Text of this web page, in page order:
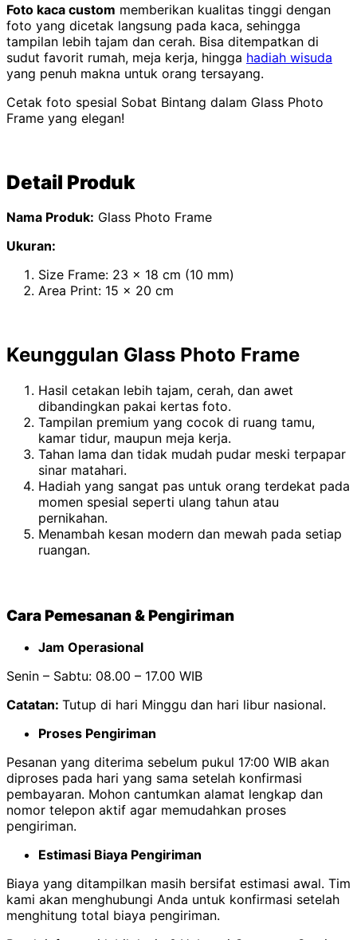
Foto kaca custom memberikan kualitas tinggi dengan
foto yang dicetak langsung pada kaca, sehingga
tampilan lebih tajam dan cerah. Bisa ditempatkan di
sudut favorit rumah, meja kerja, hingga hadiah wisuda
yang penuh makna untuk orang tersayang.
Cetak foto spesial Sobat Bintang dalam Glass Photo
Frame yang elegan!
Detail Produk
Nama Produk: Glass Photo Frame
Ukuran:
Size Frame: 23 x 18 cm (10 mm)
Area Print: 15 x 20 cm
Keunggulan Glass Photo Frame
Hasil cetakan lebih tajam, cerah, dan awet
dibandingkan pakai kertas foto.
Tampilan premium yang cocok di ruang tamu,
kamar tidur, maupun meja kerja.
Tahan lama dan tidak mudah pudar meski terpapar
sinar matahari.
Hadiah yang sangat pas untuk orang terdekat pada
momen spesial seperti ulang tahun atau
pernikahan.
Menambah kesan modern dan mewah pada setiap
ruangan.
Cara Pemesanan & Pengiriman
Jam Operasional
Senin – Sabtu: 08.00 – 17.00 WIB
Catatan: Tutup di hari Minggu dan hari libur nasional.
Proses Pengiriman
Pesanan yang diterima sebelum pukul 17:00 WIB akan
diproses pada hari yang sama setelah konfirmasi
pembayaran. Mohon cantumkan alamat lengkap dan
nomor telepon aktif agar memudahkan proses
pengiriman.
Estimasi Biaya Pengiriman
Biaya yang ditampilkan masih bersifat estimasi awal. Tim
kami akan menghubungi Anda untuk konfirmasi setelah
menghitung total biaya pengiriman.